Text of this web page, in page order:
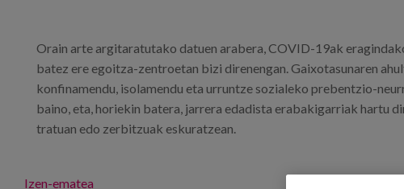
Orain arte argitaratutako datuen arabera, COVID-19ak
batez ere egoitza-zentroetan bizi direnengan. Gaixotasunaren
konfinamendu, isolamendu eta urruntze sozialeko prebentzio-
baino, eta, horiekin batera, jarrera edadista erabakigarriak hartu
tratuan edo zerbitzuak eskuratzean.
Izen-ematea